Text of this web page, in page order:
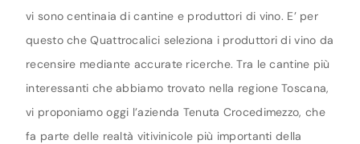
vi sono centinaia di cantine e produttori di vino. E’ per
questo che Quattrocalici seleziona i produttori di vino da
recensire mediante accurate ricerche. Tra le cantine più
interessanti che abbiamo trovato nella regione Toscana,
vi proponiamo oggi l’azienda Tenuta Crocedimezzo, che
fa parte delle realtà vitivinicole più importanti della